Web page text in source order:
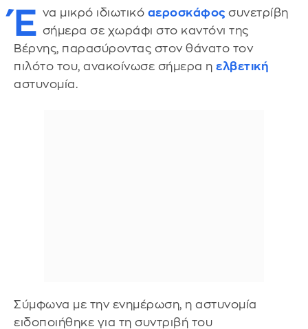
Έ να μικρό ιδιωτικό αεροσκάφος συνετρίβη
σήμερα σε χωράφι στο καντόνι της
Βέρνης, παρασύροντας στον θάνατο τον
πιλότο του, ανακοίνωσε σήμερα η ελβετική
αστυνομία.
Σύμφωνα με την ενημέρωση, η αστυνομία
ειδοποιήθηκε για τη συντριβή του